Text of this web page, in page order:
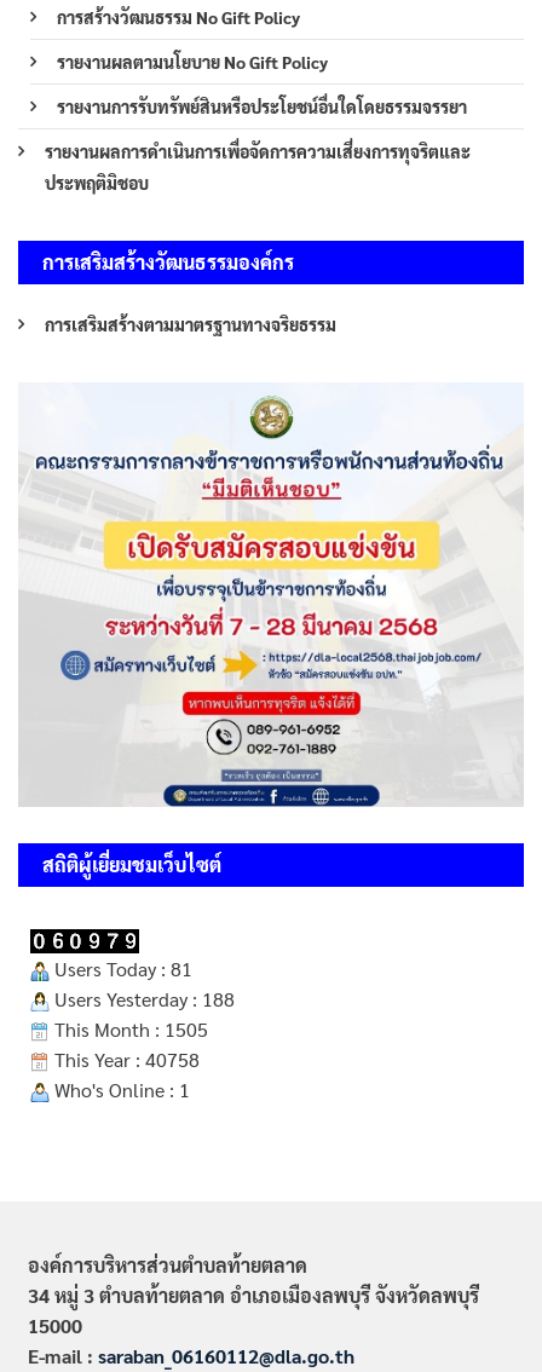
การสร้างวัฒนธรรม No Gift Policy
รายงานผลตามนโยบาย No Gift Policy
รายงานการรับทรัพย์สินหรือประโยชน์อื่นใดโดยธรรมจรรยา
รายงานผลการดำเนินการเพื่อจัดการความเสี่ยงการทุจริตและ
ประพฤติมิชอบ
การเสริมสร้างวัฒนธรรมองค์กร
การเสริมสร้างตามมาตรฐานทางจริยธรรม
สถิติผู้เยี่ยมชมเว็บไซต์
Users Today : 81
Users Yesterday : 188
This Month : 1505
This Year : 40758
Who's Online : 1
องค์การบริหารส่วนตำบลท้ายตลาด
34 หมู่ 3 ตำบลท้ายตลาด อำเภอเมืองลพบุรี จังหวัดลพบุรี
15000
E-mail : saraban_06160112@dla.go.th